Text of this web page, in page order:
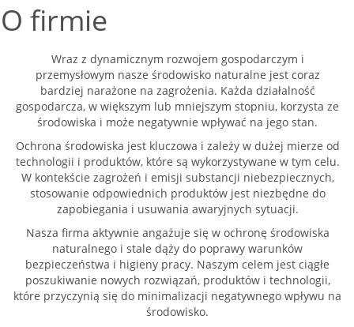
O firmie
Wraz z dynamicznym rozwojem gospodarczym i
przemysłowym nasze środowisko naturalne jest coraz
bardziej narażone na zagrożenia. Każda działalność
gospodarcza, w większym lub mniejszym stopniu, korzysta ze
środowiska i może negatywnie wpływać na jego stan.
Ochrona środowiska jest kluczowa i zależy w dużej mierze od
technologii i produktów, które są wykorzystywane w tym celu.
W kontekście zagrożeń i emisji substancji niebezpiecznych,
stosowanie odpowiednich produktów jest niezbędne do
zapobiegania i usuwania awaryjnych sytuacji.
Nasza firma aktywnie angażuje się w ochronę środowiska
naturalnego i stale dąży do poprawy warunków
bezpieczeństwa i higieny pracy. Naszym celem jest ciągłe
poszukiwanie nowych rozwiązań, produktów i technologii,
które przyczynią się do minimalizacji negatywnego wpływu na
środowisko.